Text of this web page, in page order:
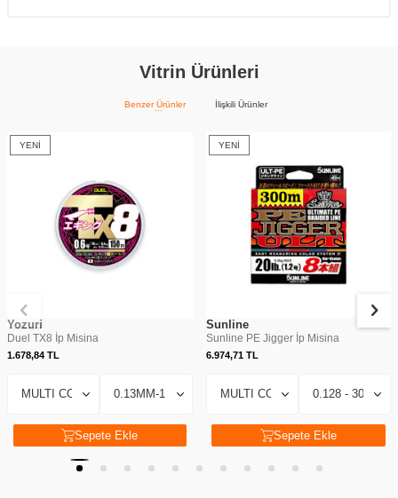
Vitrin Ürünleri
Benzer Ürünler İlişkili Ürünler
YENI
Yozuri
Duel TX8 İp Misina
1.678,84 TL
Sepete Ekle
YENI
Sunline
Sunline PE Jigger İp Misina
6.974,71TL
Sepete Ekle